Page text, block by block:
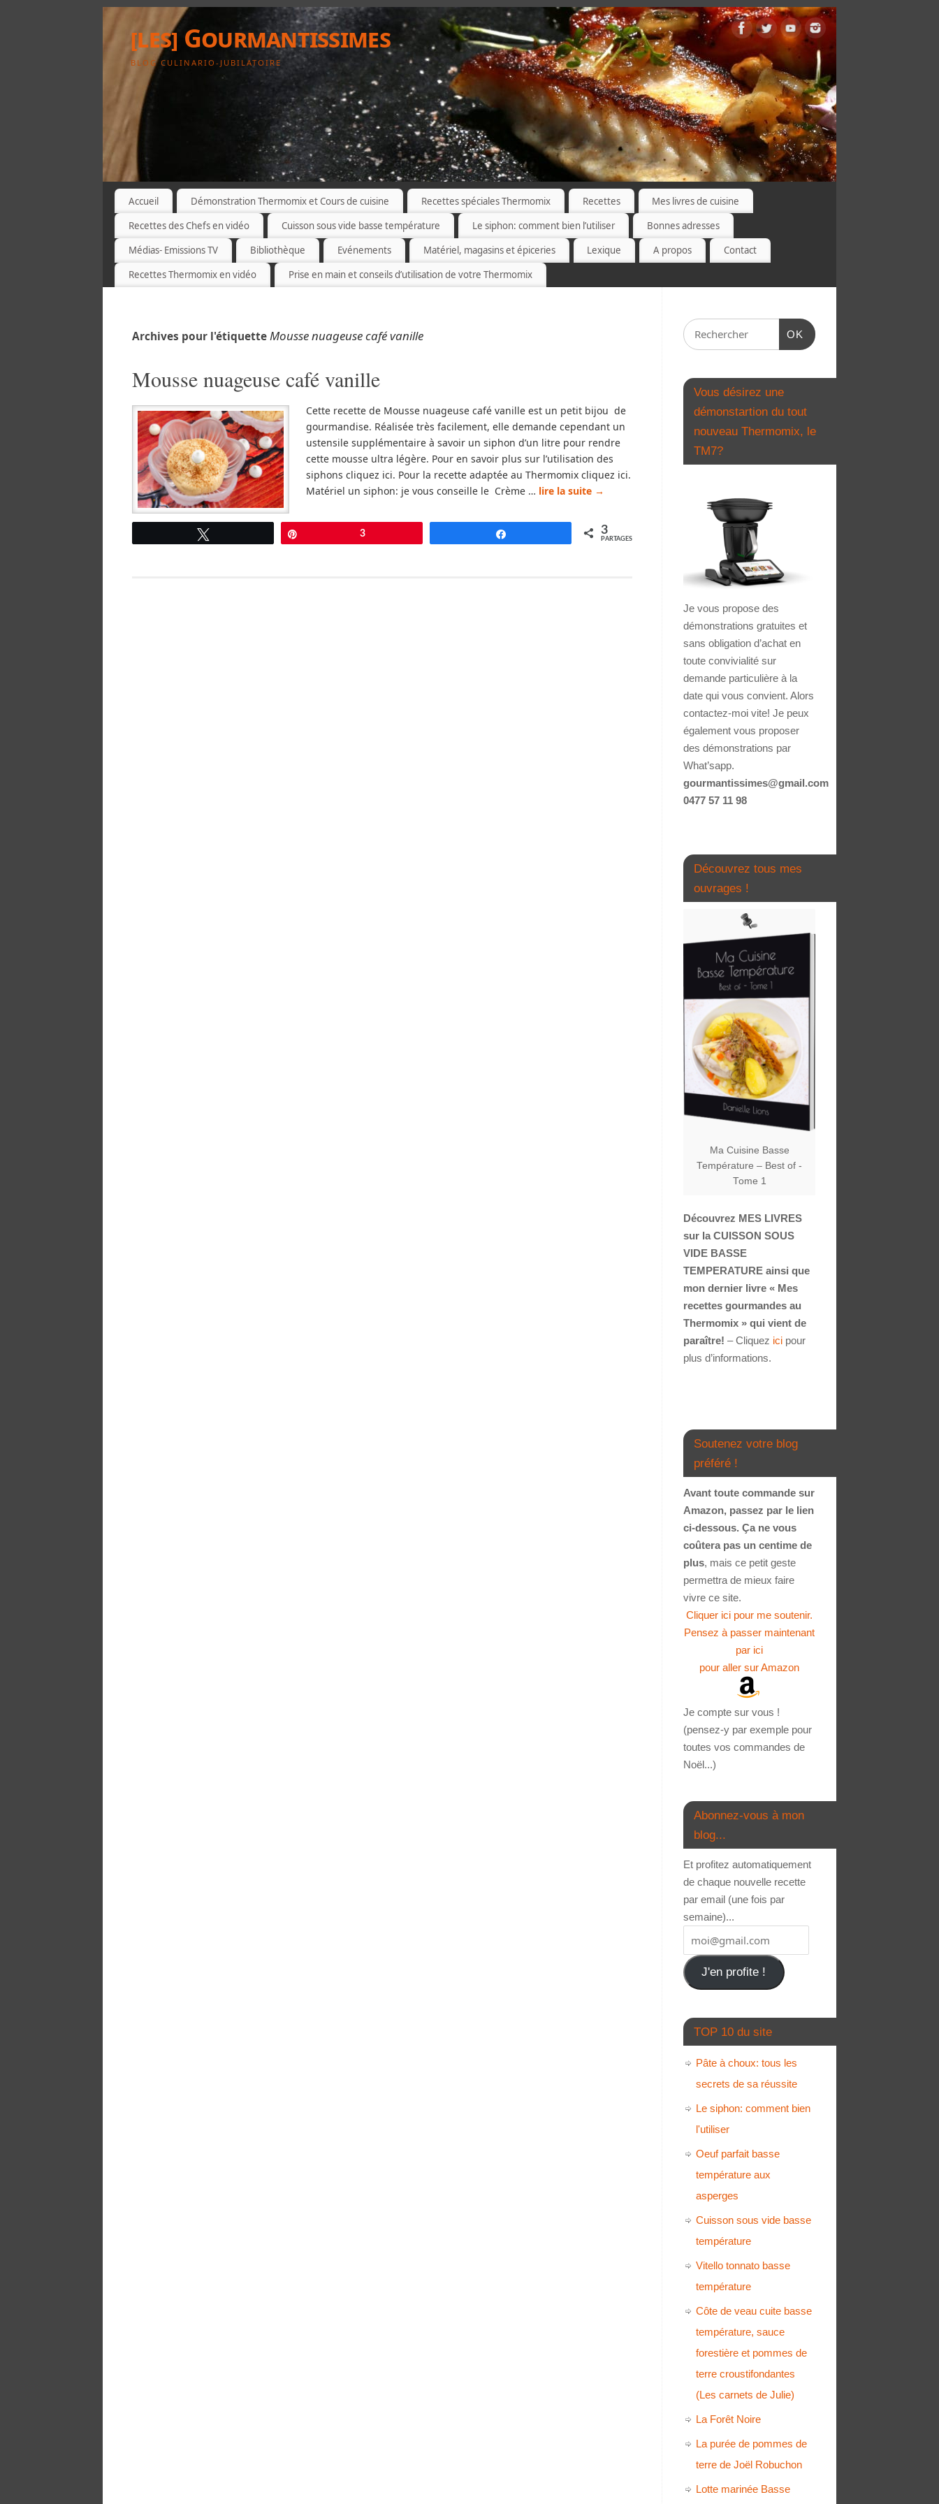
[les] Gourmantissimes
BLOG CULINARIO-JUBILATOIRE
Accueil Démonstration Thermomix et Cours de cuisine Recettes spéciales Thermomix Recettes
Mes livres de cuisine
Recettes des Chefs en vidéo
Cuisson sous vide basse température Le siphon: comment bien l’utiliser
Bonnes adresses
Médias- Emissions TV
Bibliothèque Evénements Matériel, magasins et épiceries Lexique A propos
Contact
Recettes Thermomix en vidéo
Prise en main et conseils d’utilisation de votre Thermomix
Archives pour l'étiquetteMousse nuageuse café vanille
Mousse nuageuse café vanille
Cette recette de Mousse nuageuse café vanille est un petit bijou de
gourmandise. Réalisée très facilement, elle demande cependant un
ustensile supplémentaire à savoir un siphon d’un litre pour rendre
cette mousse ultra légère. Pour en savoir plus sur l’utilisation des
siphons cliquez ici. Pour la recette adaptée au Thermomix cliquez ici.
Matériel un siphon: je vous conseille le Crème … lire la suite →
3 3
PARTAGES
OK
Vous désirez une
démonstartion du tout
nouveau Thermomix, le
TM7?
Je vous propose des
démonstrations gratuites et
sans obligation d’achat en
toute convivialité sur
demande particulière à la
date qui vous convient. Alors
contactez-moi vite! Je peux
également vous proposer
des démonstrations par
What’sapp.
gourmantissimes@gmail.com
0477 57 11 98
Découvrez tous mes
ouvrages !
Ma Cuisine Basse
Température – Best of -
Tome 1
Découvrez MES LIVRES
sur la CUISSON SOUS
VIDE BASSE
TEMPERATURE ainsi que
mon dernier livre « Mes
recettes gourmandes au
Thermomix » qui vient de
paraître! – Cliquez ici pour
plus d’informations.
Soutenez votre blog
préféré !
Avant toute commande sur
Amazon, passez par le lien
ci-dessous. Ça ne vous
coûtera pas un centime de
plus, mais ce petit geste
permettra de mieux faire
vivre ce site.
Cliquer ici pour me soutenir.
Pensez à passer maintenant
par ici
pour aller sur Amazon
Je compte sur vous !
(pensez-y par exemple pour
toutes vos commandes de
Noël...)
Abonnez-vous à mon
blog...
Et profitez automatiquement
de chaque nouvelle recette
par email (une fois par
semaine)...
J'en profite !
TOP 10 du site
Pâte à choux: tous les
secrets de sa réussite
Le siphon: comment bien
l'utiliser
Oeuf parfait basse
température aux
asperges
Cuisson sous vide basse
température
Vitello tonnato basse
température
Côte de veau cuite basse
température, sauce
forestière et pommes de
terre croustifondantes
(Les carnets de Julie)
La Forêt Noire
La purée de pommes de
terre de Joël Robuchon
Lotte marinée Basse